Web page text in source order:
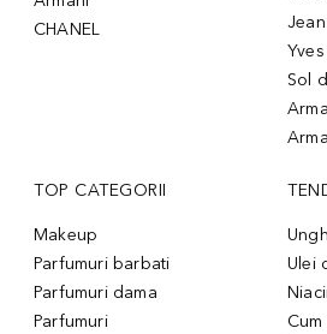
CHANEL
Sol
TOP CATEGORII
Makeup
Parfumuri barbati
Parfumuri dama
Parfumuri
Ulei